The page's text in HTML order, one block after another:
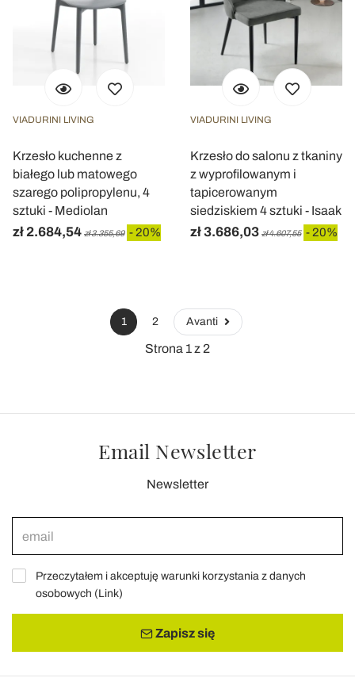
VIADURINI LIVING
Krzesło kuchenne z
białego lub matowego
szarego polipropylenu, 4
sztuki - Mediolan
zł 2.684,54 zł 3.355,69 - 20%
VIADURINI LIVING
Krzesło do salonu z tkaniny
z wyprofilowanym i
tapicerowanym
siedziskiem 4 sztuki - Isaak
zł 3.686,03 zł 4.607,55 - 20%
1 2 Avanti
Strona 1 z 2
Email Newsletter
Newsletter
Przeczytałem i akceptuję warunki korzystania z danych
osobowych (Link)
Zapisz się